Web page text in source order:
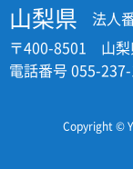
山梨県
法人
〒400-8501 山梨
電話番号 055-237-
Copyright ©